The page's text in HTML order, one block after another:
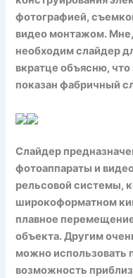
фотографией,
видео монтажом.
необходим слайдер
вкратце объясню,
показан фабричный
Слайдер
фотоаппараты и
рельсовой системы,
широкоформатном
плавное
объекта. Другим
можно использовать
возможность